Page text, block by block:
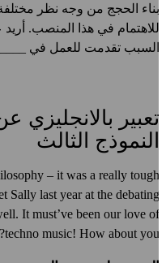
بناء الحجج من وجه نظر مختلفة.
للاهتمام في هذا المنصب.
السبب تقدمت للعمل في
تعبير بالانجليزي
النموذج الثالث
– it was a really tough
Sally last year at the debating
It must’ve been our love of
techno music! How about you?